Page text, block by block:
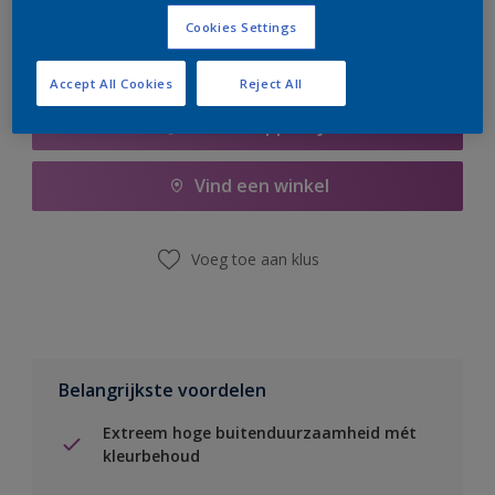
Vind een winkel
Voeg toe aan klus
Belangrijkste voordelen
Extreem hoge buitenduurzaamheid mét
kleurbehoud
Cookies Settings
Reject All
Accept All Cookies